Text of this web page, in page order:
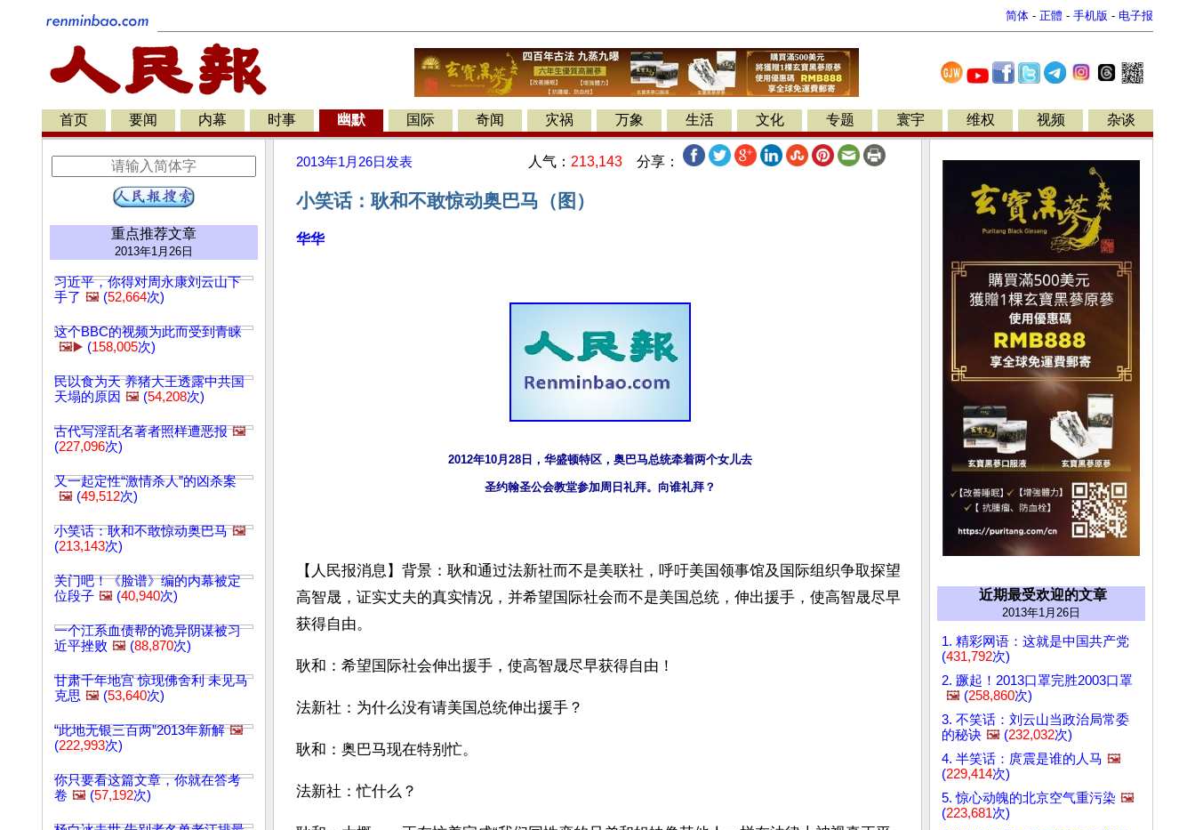
简体 - 正體 - 手机版 - 电子报
首页 要闻 内幕 时事 幽默 国际 奇闻 灾祸 万象 生活 文化 专题 寰宇 维权 视频 杂谈
重点推荐文章
2013年1月26日
习近平，你得对周永康刘云山下
手了 🖼️ (52,664次)
这个BBC的视频为此而受到青睐
🖼️▶️ (158,005次)
民以食为天 养猪大王透露中共国
天塌的原因 🖼️ (54,208次)
古代写淫乱名著者照样遭恶报 🖼️
(227,096次)
又一起定性“激情杀人”的凶杀案
🖼️ (49,512次)
小笑话：耿和不敢惊动奥巴马 🖼️
(213,143次)
关门吧！《脸谱》编的内幕被定
位段子 🖼️ (40,940次)
一个江系血债帮的诡异阴谋被习
近平挫败 🖼️ (88,870次)
甘肃千年地宫 惊现佛舍利 未见马
克思 🖼️ (53,640次)
“此地无银三百两”2013年新解 🖼️
(222,993次)
你只要看这篇文章，你就在答考
卷 🖼️ (57,192次)
2013年1月26日 发表 人气： 213,143 分享：
小笑话：耿和不敢惊动奥巴马（图）
华华
2012年10月28日，华盛顿特区，奥巴马总统牵着两个女儿去
圣约翰圣公会教堂参加周日礼拜。向谁礼拜？
【人民报消息】背景：耿和通过法新社而不是美联社，呼吁美国领事馆及国际组织争取探望
高智晟，证实丈夫的真实情况，并希望国际社会而不是美国总统，伸出援手，使高智晟尽早
获得自由。
耿和：希望国际社会伸出援手，使高智晟尽早获得自由！
法新社：为什么没有请美国总统伸出援手？
耿和：奥巴马现在特别忙。
法新社：忙什么？
近期最受欢迎的文章
2013年1月26日
1. 精彩网语：这就是中国共产党
(431,792次)
2. 蹶起！2013口罩完胜2003口罩
🖼️ (258,860次)
3. 不笑话：刘云山当政治局常委
的秘诀 🖼️ (232,032次)
4. 半笑话：庹震是谁的人马 🖼️
(229,414次)
5. 惊心动魄的北京空气重污染 🖼️
(223,681次)